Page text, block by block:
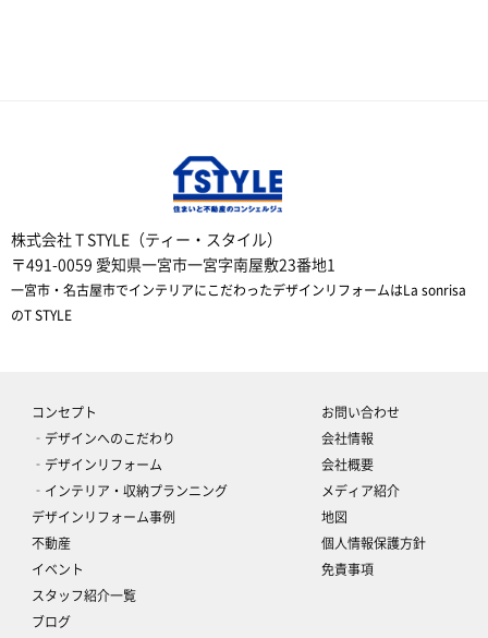
株式会社 T STYLE（ティー・スタイル）
〒491-0059 愛知県一宮市一宮字南屋敷23番地1
一宮市・名古屋市でインテリアにこだわったデザインリフォームはLa sonrisa
のT STYLE
コンセプト
‐デザインへのこだわり
‐デザインリフォーム
‐インテリア・収納プランニング
デザインリフォーム事例
不動産
イベント
スタッフ紹介一覧
ブログ
お問い合わせ
会社情報
会社概要
メディア紹介
地図
個人情報保護方針
免責事項